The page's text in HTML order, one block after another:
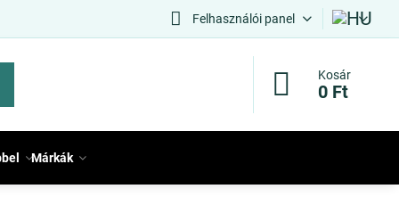
Felhasználói panel
Kosár
0 Ft
Márkák